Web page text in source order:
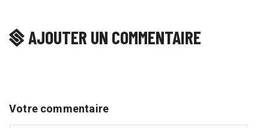
AJOUTER UN COMMENTAIRE
Votre commentaire